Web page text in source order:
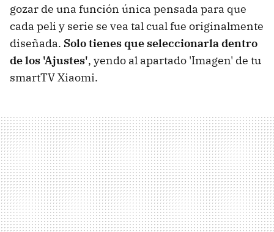
gozar de una función única pensada para que
cada peli y serie se vea tal cual fue originalmente
diseñada. Solo tienes que seleccionarla dentro
de los 'Ajustes', yendo al apartado 'Imagen' de tu
smartTV Xiaomi.